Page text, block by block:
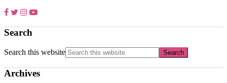
Search
Search this website
Archives